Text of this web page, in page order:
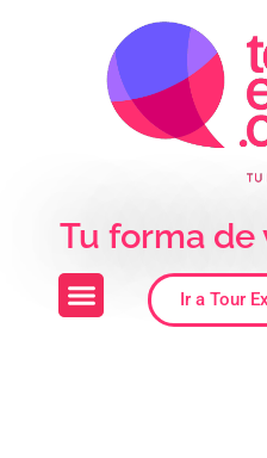
Tu forma de
Ir a Tour